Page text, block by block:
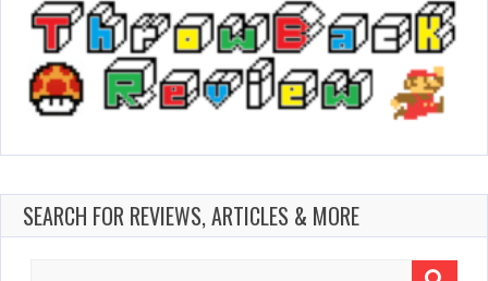
SEARCH FOR REVIEWS, ARTICLES & MORE